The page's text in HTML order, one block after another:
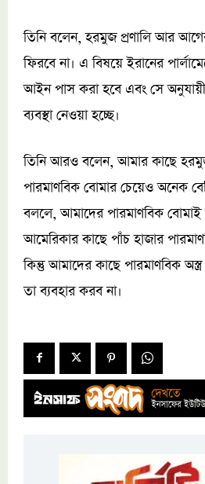
তিনি বলেন, হরমুজ প্রণালি আর
ফিরবে না। এ বিষয়ে ইরানের
আইন পাস করা হবে এবং সে
ব্যবস্থা নেওয়া হচ্ছে।
তিনি আরও বলেন, আমার কাছে
পারমাণবিক বোমার চেয়েও অনেক
বললে, আমাদের পারমাণবিক
আমেরিকার কাছে পাঁচ হাজার
কিন্তু আমাদের কাছে পারমাণবিক
তা ব্যবহার করব না।